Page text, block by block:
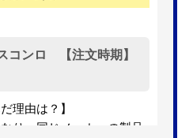
コンロ 【注文時期】
理由は？】
り、同じメーカーの製品